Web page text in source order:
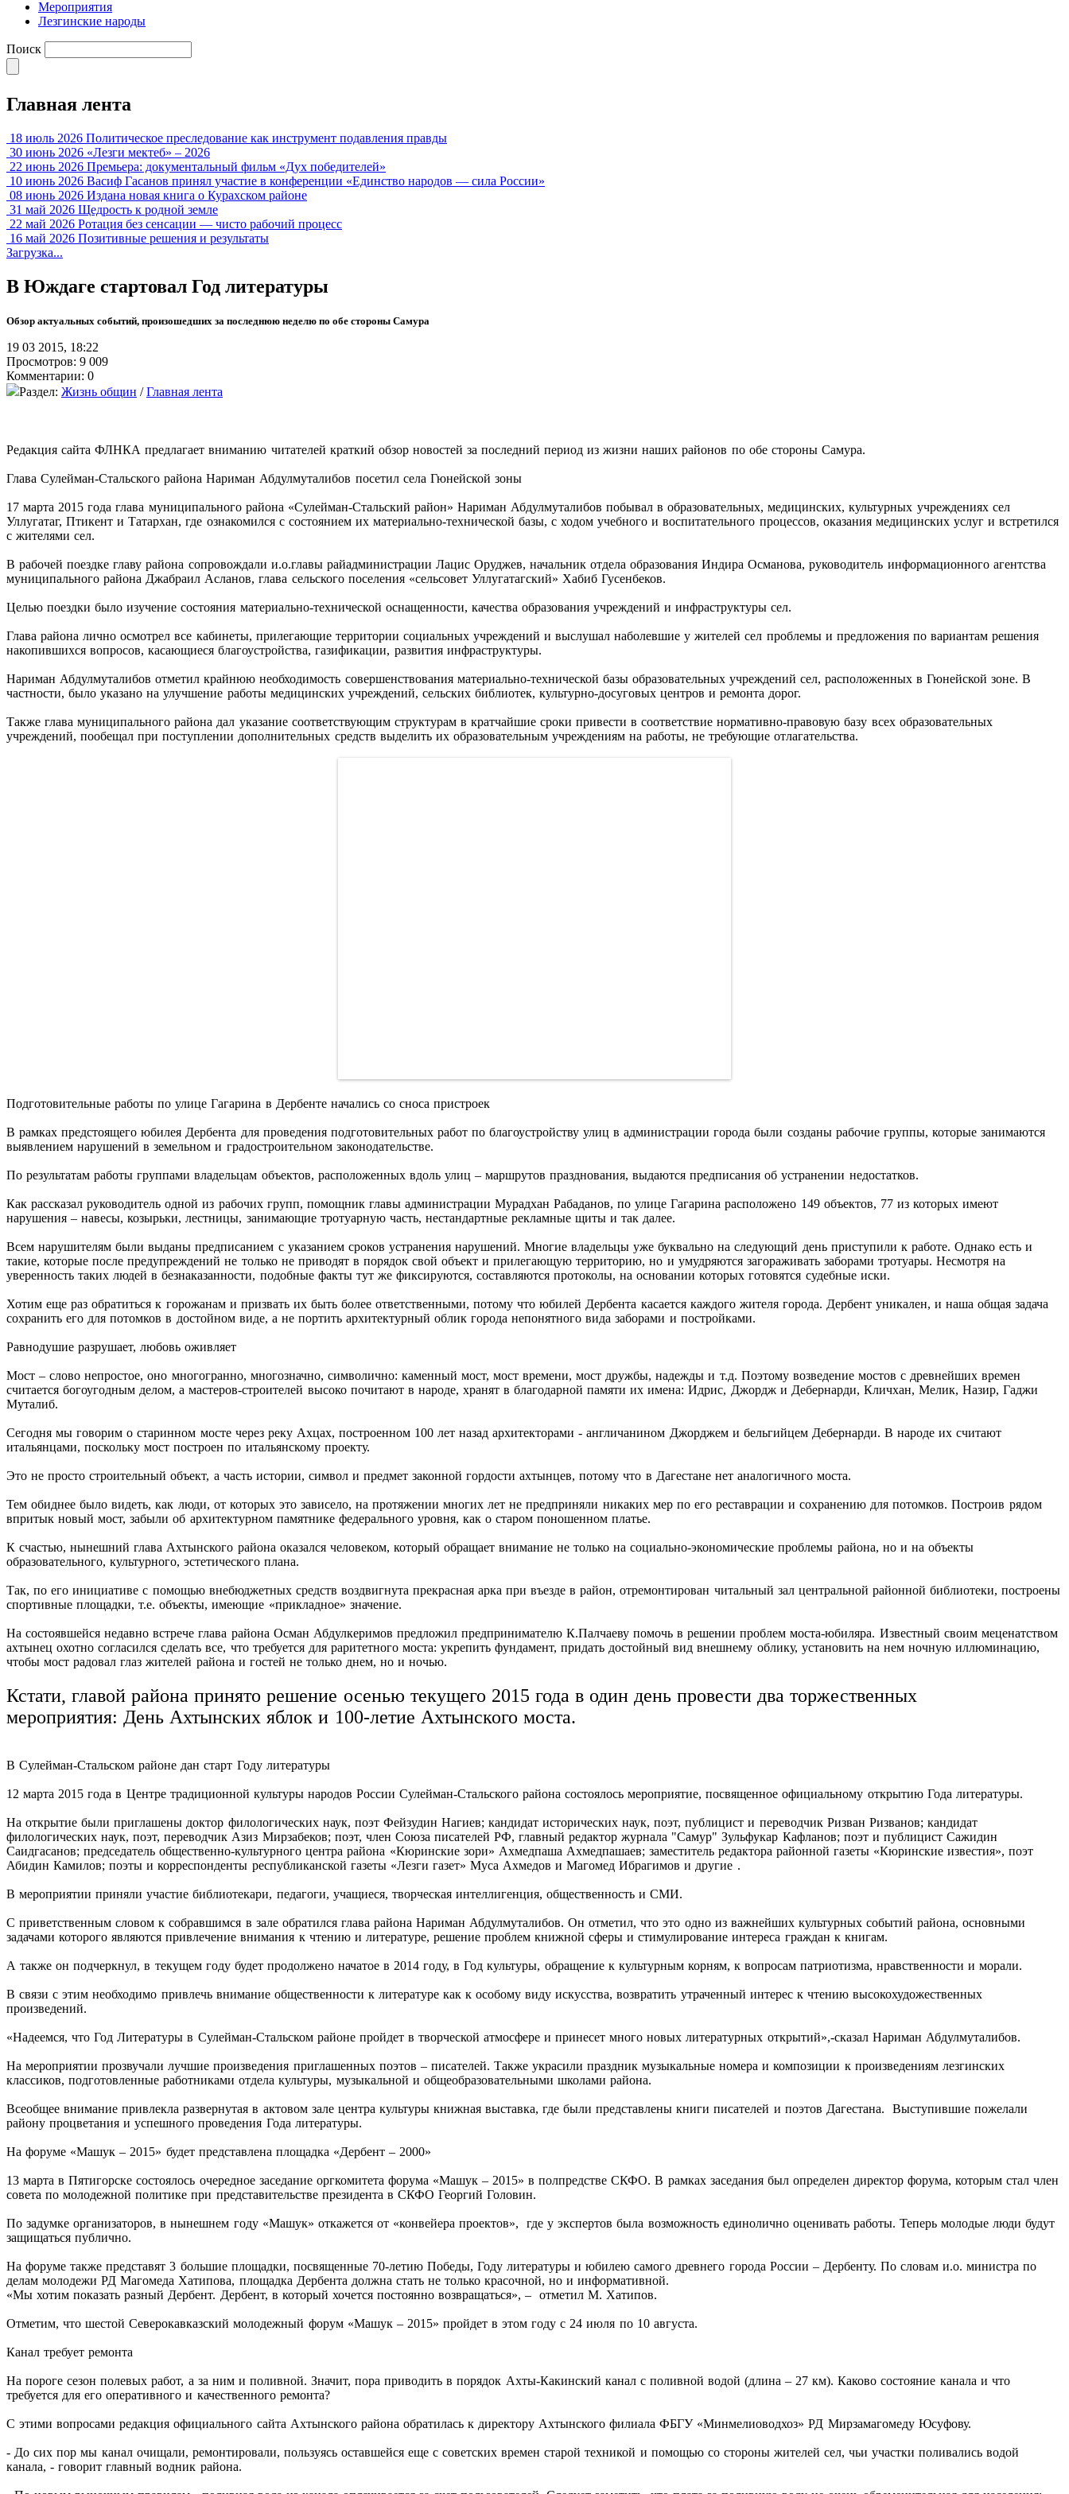
Мероприятия
Лезгинские народы
Поиск
Главная лента
18 июль 2026 Политическое преследование как инструмент подавления правды
30 июнь 2026 «Лезги мектеб» – 2026
22 июнь 2026 Премьера: документальный фильм «Дух победителей»
10 июнь 2026 Васиф Гасанов принял участие в конференции «Единство народов — сила России»
08 июнь 2026 Издана новая книга о Курахском районе
31 май 2026 Щедрость к родной земле
22 май 2026 Ротация без сенсации — чисто рабочий процесс
16 май 2026 Позитивные решения и результаты
Загрузка...
В Юждаге стартовал Год литературы
Обзор актуальных событий, произошедших за последнюю неделю по обе стороны Самура
19 03 2015, 18:22
Просмотров: 9 009
Комментарии: 0
Раздел: Жизнь общин /Главная лента
Редакция сайта ФЛНКА предлагает вниманию читателей краткий обзор новостей за последний период из жизни наших районов по обе стороны Самура.
Глава Сулейман-Стальского района Нариман Абдулмуталибов посетил села Гюнейской зоны
17 марта 2015 года глава муниципального района «Сулейман-Стальский район» Нариман Абдулмуталибов побывал в образовательных, медицинских, культурных учреждениях сел
Уллугатаг, Птикент и Татархан, где ознакомился с состоянием их материально-технической базы, с ходом учебного и воспитательного процессов, оказания медицинских услуг и встретился
с жителями сел.
В рабочей поездке главу района сопровождали и.о.главы райадминистрации Лацис Оруджев, начальник отдела образования Индира Османова, руководитель информационного агентства
муниципального района Джабраил Асланов, глава сельского поселения «сельсовет Уллугатагский» Хабиб Гусенбеков.
Целью поездки было изучение состояния материально-технической оснащенности, качества образования учреждений и инфраструктуры сел.
Глава района лично осмотрел все кабинеты, прилегающие территории социальных учреждений и выслушал наболевшие у жителей сел проблемы и предложения по вариантам решения
накопившихся вопросов, касающиеся благоустройства, газификации, развития инфраструктуры.
Нариман Абдулмуталибов отметил крайнюю необходимость совершенствования материально-технической базы образовательных учреждений сел, расположенных в Гюнейской зоне. В
частности, было указано на улучшение работы медицинских учреждений, сельских библиотек, культурно-досуговых центров и ремонта дорог.
Также глава муниципального района дал указание соответствующим структурам в кратчайшие сроки привести в соответствие нормативно-правовую базу всех образовательных
учреждений, пообещал при поступлении дополнительных средств выделить их образовательным учреждениям на работы, не требующие отлагательства.
Подготовительные работы по улице Гагарина в Дербенте начались со сноса пристроек
В рамках предстоящего юбилея Дербента для проведения подготовительных работ по благоустройству улиц в администрации города были созданы рабочие группы, которые занимаются
выявлением нарушений в земельном и градостроительном законодательстве.
По результатам работы группами владельцам объектов, расположенных вдоль улиц – маршрутов празднования, выдаются предписания об устранении недостатков.
Как рассказал руководитель одной из рабочих групп, помощник главы администрации Мурадхан Рабаданов, по улице Гагарина расположено 149 объектов, 77 из которых имеют
нарушения – навесы, козырьки, лестницы, занимающие тротуарную часть, нестандартные рекламные щиты и так далее.
Всем нарушителям были выданы предписанием с указанием сроков устранения нарушений. Многие владельцы уже буквально на следующий день приступили к работе. Однако есть и
такие, которые после предупреждений не только не приводят в порядок свой объект и прилегающую территорию, но и умудряются загораживать заборами тротуары. Несмотря на
уверенность таких людей в безнаказанности, подобные факты тут же фиксируются, составляются протоколы, на основании которых готовятся судебные иски.
Хотим еще раз обратиться к горожанам и призвать их быть более ответственными, потому что юбилей Дербента касается каждого жителя города. Дербент уникален, и наша общая задача
сохранить его для потомков в достойном виде, а не портить архитектурный облик города непонятного вида заборами и постройками.
Равнодушие разрушает, любовь оживляет
Мост – слово непростое, оно многогранно, многозначно, символично: каменный мост, мост времени, мост дружбы, надежды и т.д. Поэтому возведение мостов с древнейших времен
считается богоугодным делом, а мастеров-строителей высоко почитают в народе, хранят в благодарной памяти их имена: Идрис, Джордж и Дебернарди, Кличхан, Мелик, Назир, Гаджи
Муталиб.
Сегодня мы говорим о старинном мосте через реку Ахцах, построенном 100 лет назад архитекторами - англичанином Джорджем и бельгийцем Дебернарди. В народе их считают
итальянцами, поскольку мост построен по итальянскому проекту.
Это не просто строительный объект, а часть истории, символ и предмет законной гордости ахтынцев, потому что в Дагестане нет аналогичного моста.
Тем обиднее было видеть, как люди, от которых это зависело, на протяжении многих лет не предприняли никаких мер по его реставрации и сохранению для потомков. Построив рядом
впритык новый мост, забыли об архитектурном памятнике федерального уровня, как о старом поношенном платье.
К счастью, нынешний глава Ахтынского района оказался человеком, который обращает внимание не только на социально-экономические проблемы района, но и на объекты
образовательного, культурного, эстетического плана.
Так, по его инициативе с помощью внебюджетных средств воздвигнута прекрасная арка при въезде в район, отремонтирован читальный зал центральной районной библиотеки, построены
спортивные площадки, т.е. объекты, имеющие «прикладное» значение.
На состоявшейся недавно встрече глава района Осман Абдулкеримов предложил предпринимателю К.Палчаеву помочь в решении проблем моста-юбиляра. Известный своим меценатством
ахтынец охотно согласился сделать все, что требуется для раритетного моста: укрепить фундамент, придать достойный вид внешнему облику, установить на нем ночную иллюминацию,
чтобы мост радовал глаз жителей района и гостей не только днем, но и ночью.
Кстати, главой района принято решение осенью текущего 2015 года в один день провести два торжественных
мероприятия: День Ахтынских яблок и 100-летие Ахтынского моста.
В Сулейман-Стальском районе дан старт Году литературы
12 марта 2015 года в Центре традиционной культуры народов России Сулейман-Стальского района состоялось мероприятие, посвященное официальному открытию Года литературы.
На открытие были приглашены доктор филологических наук, поэт Фейзудин Нагиев; кандидат исторических наук, поэт, публицист и переводчик Ризван Ризванов; кандидат
филологических наук, поэт, переводчик Азиз Мирзабеков; поэт, член Союза писателей РФ, главный редактор журнала "Самур" Зульфукар Кафланов; поэт и публицист Сажидин
Саидгасанов; председатель общественно-культурного центра района «Кюринские зори» Ахмедпаша Ахмедпашаев; заместитель редактора районной газеты «Кюринские известия», поэт
Абидин Камилов; поэты и корреспонденты республиканской газеты «Лезги газет» Муса Ахмедов и Магомед Ибрагимов и другие .
В мероприятии приняли участие библиотекари, педагоги, учащиеся, творческая интеллигенция, общественность и СМИ.
С приветственным словом к собравшимся в зале обратился глава района Нариман Абдулмуталибов. Он отметил, что это одно из важнейших культурных событий района, основными
задачами которого являются привлечение внимания к чтению и литературе, решение проблем книжной сферы и стимулирование интереса граждан к книгам.
А также он подчеркнул, в текущем году будет продолжено начатое в 2014 году, в Год культуры, обращение к культурным корням, к вопросам патриотизма, нравственности и морали.
В связи с этим необходимо привлечь внимание общественности к литературе как к особому виду искусства, возвратить утраченный интерес к чтению высокохудожественных
произведений.
«Надеемся, что Год Литературы в Сулейман-Стальском районе пройдет в творческой атмосфере и принесет много новых литературных открытий»,-сказал Нариман Абдулмуталибов.
На мероприятии прозвучали лучшие произведения приглашенных поэтов – писателей. Также украсили праздник музыкальные номера и композиции к произведениям лезгинских
классиков, подготовленные работниками отдела культуры, музыкальной и общеобразовательными школами района.
Всеобщее внимание привлекла развернутая в актовом зале центра культуры книжная выставка, где были представлены книги писателей и поэтов Дагестана. Выступившие пожелали
району процветания и успешного проведения Года литературы.
На форуме «Машук – 2015» будет представлена площадка «Дербент – 2000»
13 марта в Пятигорске состоялось очередное заседание оргкомитета форума «Машук – 2015» в полпредстве СКФО. В рамках заседания был определен директор форума, которым стал член
совета по молодежной политике при представительстве президента в СКФО Георгий Головин.
По задумке организаторов, в нынешнем году «Машук» откажется от «конвейера проектов», где у экспертов была возможность единолично оценивать работы. Теперь молодые люди будут
защищаться публично.
На форуме также представят 3 большие площадки, посвященные 70-летию Победы, Году литературы и юбилею самого древнего города России – Дербенту. По словам и.о. министра по
делам молодежи РД Магомеда Хатипова, площадка Дербента должна стать не только красочной, но и информативной.
«Мы хотим показать разный Дербент. Дербент, в который хочется постоянно возвращаться», – отметил М. Хатипов.
Отметим, что шестой Северокавказский молодежный форум «Машук – 2015» пройдет в этом году с 24 июля по 10 августа.
Канал требует ремонта
На пороге сезон полевых работ, а за ним и поливной. Значит, пора приводить в порядок Ахты-Какинский канал с поливной водой (длина – 27 км). Каково состояние канала и что
требуется для его оперативного и качественного ремонта?
С этими вопросами редакция официального сайта Ахтынского района обратилась к директору Ахтынского филиала ФБГУ «Минмелиоводхоз» РД Мирзамагомеду Юсуфову.
- До сих пор мы канал очищали, ремонтировали, пользуясь оставшейся еще с советских времен старой техникой и помощью со стороны жителей сел, чьи участки поливались водой
канала, - говорит главный водник района.